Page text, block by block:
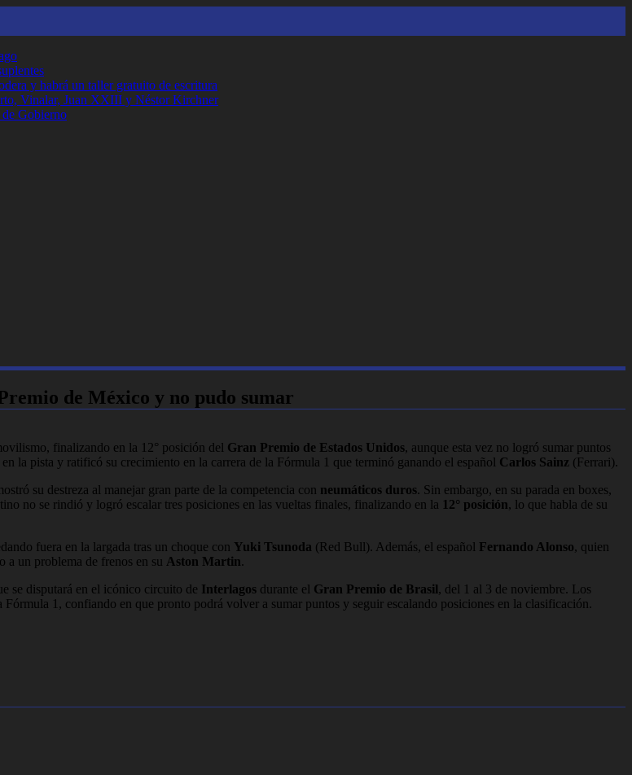
y habrá un taller gratuito de escritura
Vinalar, Juan XXIII y Néstor Kirchner
Gobierno
de México y no pudo sumar
finalizando en la 12° posición del Gran Premio de Estados Unidos, aunque esta vez no logró sumar puntos
la pista y ratificó su crecimiento en la carrera de la Fórmula 1 que terminó ganando el español Carlos Sainz (Ferrari).
su destreza al manejar gran parte de la competencia con neumáticos duros. Sin embargo, en su parada en boxes,
no se rindió y logró escalar tres posiciones en las vueltas finales, finalizando en la 12° posición, lo que habla de su
fuera en la largada tras un choque con Yuki Tsunoda (Red Bull). Además, el español Fernando Alonso, quien
a un problema de frenos en su Aston Martin.
se disputará en el icónico circuito de Interlagos durante el Gran Premio de Brasil, del 1 al 3 de noviembre. Los
1, confiando en que pronto podrá volver a sumar puntos y seguir escalando posiciones en la clasificación.